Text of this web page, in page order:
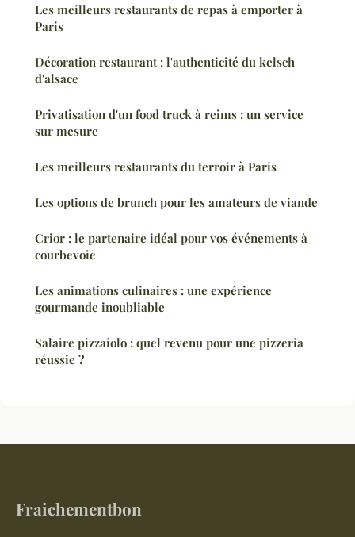
Les meilleurs restaurants de repas à emporter à
Paris
Décoration restaurant : l'authenticité du kelsch
d'alsace
Privatisation d'un food truck à reims : un service
sur mesure
Les meilleurs restaurants du terroir à Paris
Les options de brunch pour les amateurs de viande
Crior : le partenaire idéal pour vos événements à
courbevoie
Les animations culinaires : une expérience
gourmande inoubliable
Salaire pizzaiolo : quel revenu pour une pizzeria
réussie ?
Fraichementbon